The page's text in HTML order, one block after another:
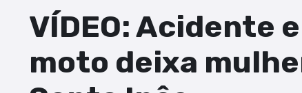
VÍDEO: Acidente
moto deixa